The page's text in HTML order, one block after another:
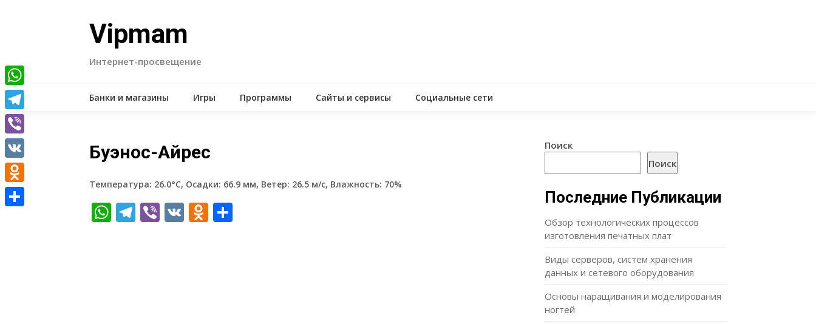
Vipmam
Интернет-просвещение
Банки и магазины Игры Программы Сайты и сервисы Социальные сети
Буэнос-Айрес
Температура: 26.0°C, Осадки: 66.9 мм, Ветер: 26.5 м/с, Влажность: 70%
WhatsApp
Telegram
Viber
VKOdnoklassniki
Поиск
Поиск
Последние Публикации
Обзор технологических процессов
изготовления печатных плат
Виды серверов, систем хранения
данных и сетевого оборудования
Основы наращивания и моделирования
ногтей
WhatsApp
Telegram
Viber
VK
Odnoklassniki